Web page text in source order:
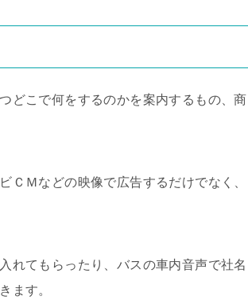
どこで何をするのかを案内するもの、商
ＣＭなどの映像で広告するだけでなく、
れてもらったり、バスの車内音声で社名
ます。